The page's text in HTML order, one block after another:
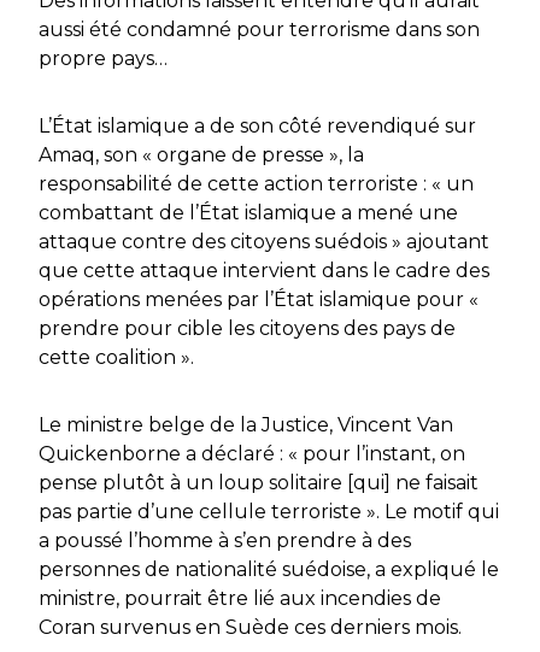
aussi été condamné pour terrorisme dans son
propre pays…
L’État islamique a de son côté revendiqué sur
Amaq, son « organe de presse », la
responsabilité de cette action terroriste : « un
combattant de l’État islamique a mené une
attaque contre des citoyens suédois » ajoutant
que cette attaque intervient dans le cadre des
opérations menées par l’État islamique pour «
prendre pour cible les citoyens des pays de
cette coalition ».
Le ministre belge de la Justice, Vincent Van
Quickenborne a déclaré : « pour l’instant, on
pense plutôt à un loup solitaire [qui] ne faisait
pas partie d’une cellule terroriste ». Le motif qui
a poussé l’homme à s’en prendre à des
personnes de nationalité suédoise, a expliqué le
ministre, pourrait être lié aux incendies de
Coran survenus en Suède ces derniers mois.